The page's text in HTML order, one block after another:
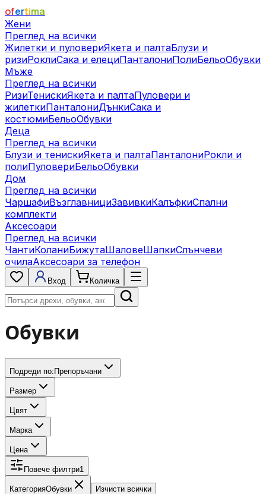
ofertima
Жени
Преглед на всички
Жилетки и пуловериЯкета и палтаБлузи и
ризиРоклиСака и елециПанталониПолиБельоОбувки
Мъже
Преглед на всички
РизиТенискиЯкета и палтаПуловери и
жилеткиПанталониДънкиСака и
костюмиБельоОбувки
Деца
Преглед на всички
Блузи и тенискиЯкета и палтаПанталониРокли и
полиПуловериБельоОбувки
Дом
Преглед на всички
ЧаршафиВъзглавнициЗавивкиКалъфкиСпални
комплекти
Аксесоари
Преглед на всички
ЧантиКоланиБижутаШаловеШапкиСлънчеви
очилаАксесоари за телефон
Вход Количка
Обувки
Подреди по: Препоръчани
Размер
Цвят
Марка
Цена
Повече филтри1
КатегорияОбувки Изчисти всички